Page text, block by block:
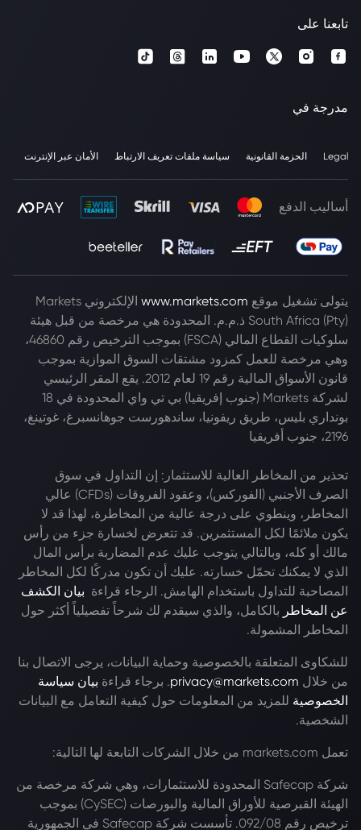
تابعنا على
مدرجة في
Legal الحزمة القانونية سياسة ملفات تعريف الارتباط الأمان عبر الإنترنت
أساليب الدفع
يتولى تشغيل موقع www.markets.com
الإلكتروني Markets
South Africa (Pty) ذ.م.م. المحدودة هي مرخصة من قبل هيئة
سلوكيات القطاع المالي (FSCA) بموجب الترخيص رقم 46860،
وهي مرخصة للعمل كمزود مشتقات السوق الموازية بموجب
قانون الأسواق المالية رقم 19 لعام 2012. يقع المقر الرئيسي
لشركة Markets (جنوب إفريقيا) بي تي واي المحدودة في 18
بونداري بليس، طريق ريفونيا، ساندهورست جوهانسبرغ، غوتينغ،
2196، جنوب أفريقيا
تحذير من المخاطر العالية للاستثمار: إن التداول في سوق
الصرف الأجنبي (الفوركس)، وعقود الفروقات (CFDs) عالي
المخاطر، وينطوي على درجة عالية من المخاطرة، لهذا قد لا
يكون ملائمًا لكل المستثمرين. قد تتعرض لخسارة جزء من رأس
مالك أو كله، وبالتالي يتوجب عليك عدم المضاربة برأس المال
الذي لا يمكنك تحمّل خسارته. عليك أن تكون مدركًا لكل المخاطر
المصاحبة للتداول باستخدام الهامش. الرجاء قراءة بيان الكشف
عن المخاطر بالكامل، والذي سيقدم لك شرحاً تفصيلياً أكثر حول
المخاطر المشمولة.
للشكاوى المتعلقة بالخصوصية وحماية البيانات، يرجى الاتصال بنا
من خلال privacy@markets.com. برجاء قراءة بيان سياسة
الخصوصية للمزيد من المعلومات حول كيفية التعامل مع البيانات
الشخصية.
تعمل markets.com من خلال الشركات التابعة لها التالية:
شركة Safecap المحدودة للاستثمارات، وهي شركة مرخصة من
الهيئة القبرصية للأوراق المالية والبورصات (CySEC) بموجب
ترخيص رقم 092/08. تأسست شركة Safecap في الجمهورية